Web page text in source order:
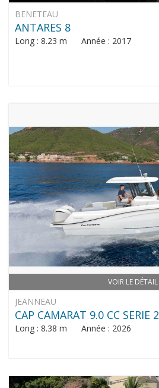
BENETEAU
ANTARES 8
Long : 8.23 m Année : 2017
VOIR LE DÉTAIL
JEANNEAU
CAP CAMARAT 9.0 CC SERIE 2
Long : 8.38 m Année : 2026